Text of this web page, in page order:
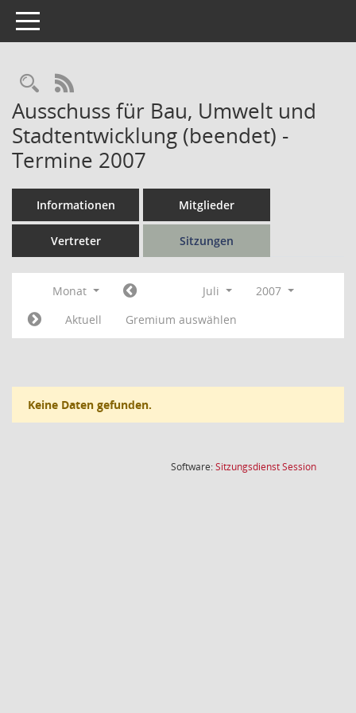
Toggle navigation
Rechercheauswahl
RSS-Feed
Ausschuss für Bau, Umwelt und
Stadtentwicklung (beendet) -
Termine 2007
Informationen Mitglieder
Vertreter Sitzungen
Monat Juli
2007
Aktuell
Gremium auswählen
Keine Daten gefunden.
Software:SitzungsdienstSession(Wird in